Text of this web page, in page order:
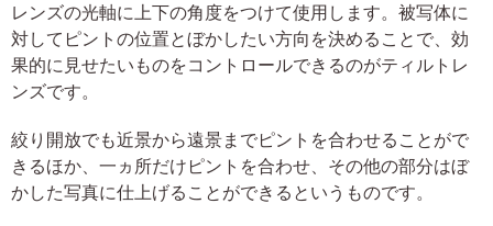
レンズの光軸に上下の角度をつけて使用します。被写体に
対してピントの位置とぼかしたい方向を決めることで、効
果的に見せたいものをコントロールできるのがティルトレ
ンズです。
絞り開放でも近景から遠景までピントを合わせることがで
きるほか、一ヵ所だけピントを合わせ、その他の部分はぼ
かした写真に仕上げることができるというものです。